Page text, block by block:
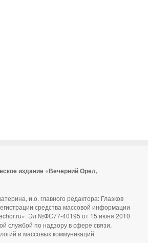
издание «Вечерний Орел,
и.о. главного редактора: Глазков
средства массовой информации
Эл №ФС77-40195 от 15 июня 2010
службой по надзору в сфере связи,
и массовых коммуникаций